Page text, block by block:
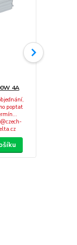
4A
poptat